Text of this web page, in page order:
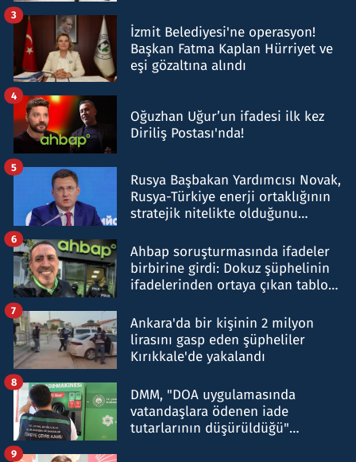
İzmit Belediyesi'ne operasyon!
Başkan Fatma Kaplan Hürriyet ve
eşi gözaltına alındı
3
Oğuzhan Uğur’un ifadesi ilk kez
Diriliş Postası'nda!
4
Rusya Başbakan Yardımcısı Novak,
Rusya-Türkiye enerji ortaklığının
stratejik nitelikte olduğunu
5
Ahbap soruşturmasında ifadeler
birbirine girdi: Dokuz şüphelinin
ifadelerinden ortaya çıkan tablo
6
Ankara'da bir kişinin 2 milyon
lirasını gasp eden şüpheliler
Kırıkkale'de yakalandı
7
DMM, "DOA uygulamasında
vatandaşlara ödenen iade
tutarlarının düşürüldüğü"
8
9